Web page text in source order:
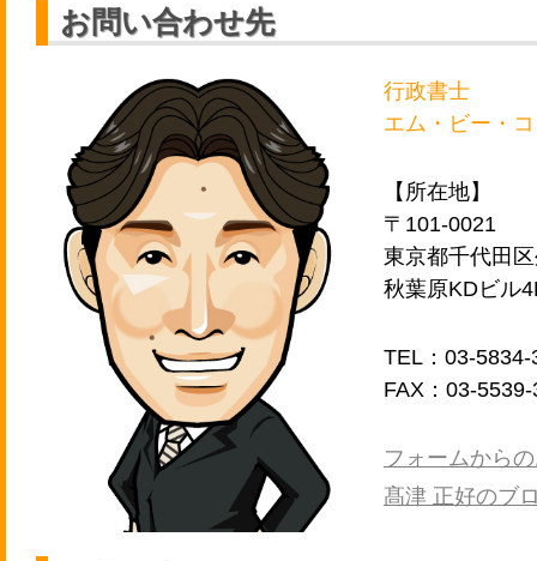
お問い合わせ先
行政書士
エム・ビー・
【所在地】
〒101-0021
東京都千代田
秋葉原KDビル
TEL：03-5834-
FAX：03-
フォームから
髙津 正好のブ